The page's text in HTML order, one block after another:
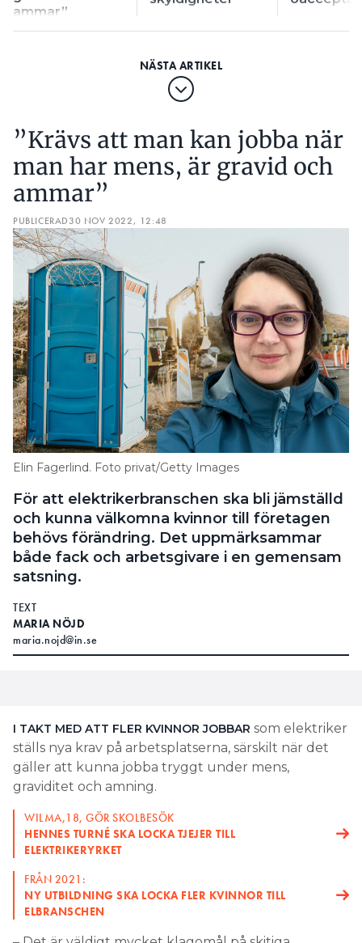
ammar”
”Krävs att man kan jobba när
man har mens, är gravid och
ammar”
PUBLICERAD30 NOV 2022, 12:48
Elin Fagerlind. Foto privat/Getty Images
För att elektrikerbranschen ska bli jämställd
och kunna välkomna kvinnor till företagen
behövs förändring. Det uppmärksammar
både fack och arbetsgivare i en gemensam
satsning.
TEXT
MARIA NÖJD
maria.nojd@in.se
I TAKT MED ATT FLER KVINNOR JOBBAR som elektriker
ställs nya krav på arbetsplatserna, särskilt när det
gäller att kunna jobba tryggt under mens,
graviditet och amning.
WILMA,18, GÖR SKOLBESÖK
HENNES TURNÉ SKA LOCKA TJEJER TILL
ELEKTRIKERYRKET
FRÅN 2021:
NY UTBILDNING SKA LOCKA FLER KVINNOR TILL
ELBRANSCHEN